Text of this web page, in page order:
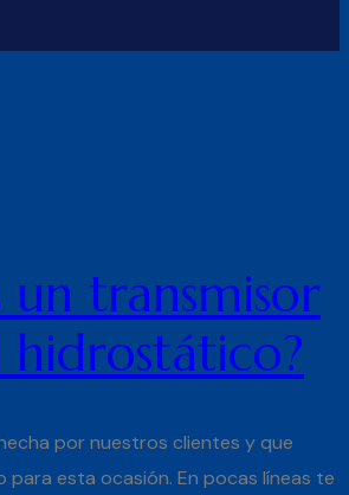
un transmisor
hidrostático?
por nuestros clientes y que
para esta ocasión. En pocas líneas te